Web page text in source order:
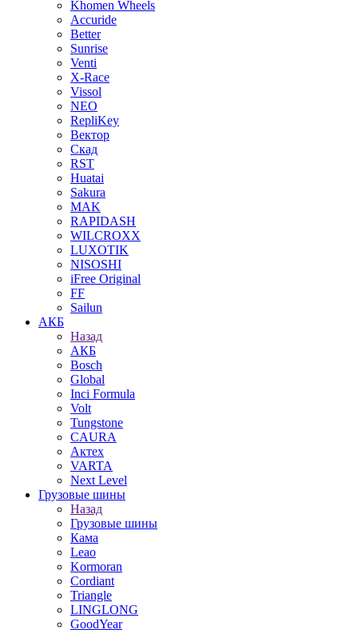
Khomen Wheels
Accuride
Better
Sunrise
Venti
X-Race
Vissol
NEO
RepliKey
Вектор
Скад
RST
Huatai
Sakura
MAK
RAPIDASH
WILCROXX
LUXOTIK
NISOSHI
iFree Original
FF
Sailun
АКБ
Назад
АКБ
Bosch
Global
Inci Formula
Volt
Tungstone
CAURA
Актех
VARTA
Next Level
Грузовые шины
Назад
Грузовые шины
Кама
Leao
Kormoran
Cordiant
Triangle
LINGLONG
GoodYear